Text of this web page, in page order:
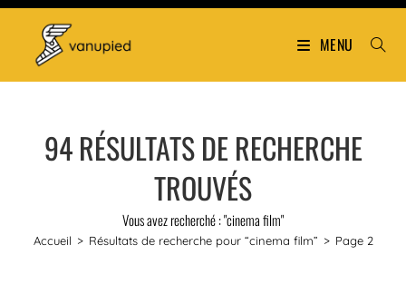
MENU
94RÉSULTATS DE RECHERCHE
TROUVÉS
Vous avez recherché : "cinema film"
Accueil > Résultats de recherche pour“cinema film” > Page 2